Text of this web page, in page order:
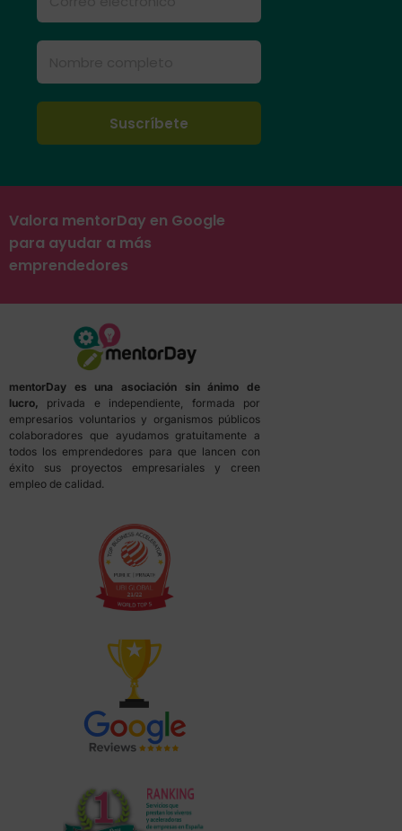
Valora mentorDay en Google
para ayudar a más
emprendedores
mentorDay es una asociación sin ánimo de
lucro, privada e independiente, formada por
empresarios voluntarios y organismos públicos
colaboradores que ayudamos gratuitamente a
todos los emprendedores para que lancen con
éxito sus proyectos empresariales y creen
empleo de calidad.